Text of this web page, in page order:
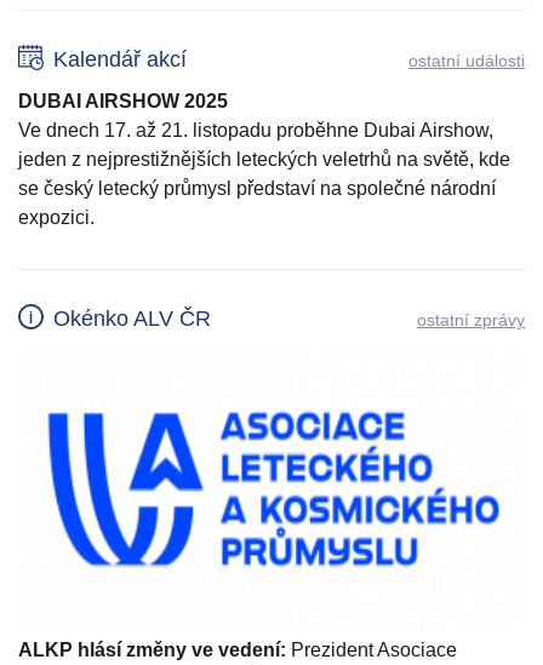
Kalendář akcí ostatní události
DUBAI AIRSHOW 2025
Ve dnech 17. až 21. listopadu proběhne Dubai Airshow,
jeden z nejprestižnějších leteckých veletrhů na světě, kde
se český letecký průmysl představí na společné národní
expozici.
Okénko ALV ČR ostatní zprávy
ALKP hlásí změny ve vedení: Prezident Asociace